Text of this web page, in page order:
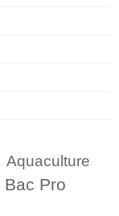
Aquaculture
Bac Pro